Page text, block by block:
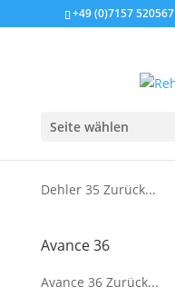
+49 (0)7157 520567
Seite wählen
Dehler 35 Zurück...
Avance 36
Avance 36 Zurück...